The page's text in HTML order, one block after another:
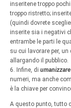
inseritene troppo
troppo ristretto;
(quindi dovrete
inserite sia i negativi
entrambe le parti le
su cui lavorare per,
allargando il pubblico.
6. Infine, di
numeri, ma anche
è la chiave per
A questo punto, tutto